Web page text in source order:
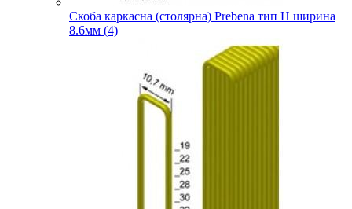
Скоба каркасна (столярна) Prebena тип H ширина
8.6мм (4)